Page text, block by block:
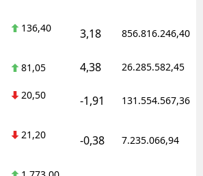
136,40 3,18 856.816.246,40
81,05 4,38 26.285.582,45
20,50 -1,91 131.554.567,36
21,20 -0,38 7.235.066,94